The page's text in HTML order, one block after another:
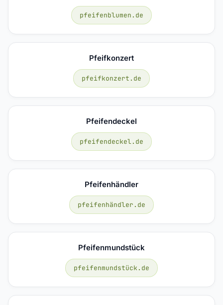
pfeifenblumen.de
Pfeifkonzert
pfeifkonzert.de
Pfeifendeckel
pfeifendeckel.de
Pfeifenhändler
pfeifenhändler.de
Pfeifenmundstück
pfeifenmundstück.de